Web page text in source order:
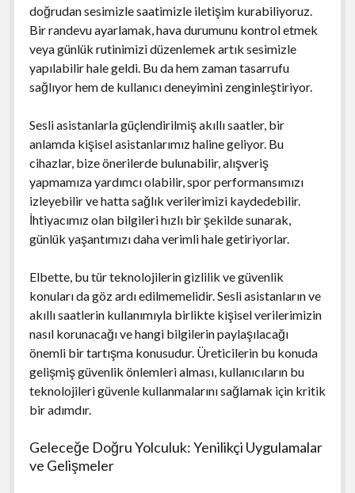
doğrudan sesimizle saatimizle iletişim kurabiliyoruz.
Bir randevu ayarlamak, hava durumunu kontrol etmek
veya günlük rutinimizi düzenlemek artık sesimizle
yapılabilir hale geldi. Bu da hem zaman tasarrufu
sağlıyor hem de kullanıcı deneyimini zenginleştiriyor.
Sesli asistanlarla güçlendirilmiş akıllı saatler, bir
anlamda kişisel asistanlarımız haline geliyor. Bu
cihazlar, bize önerilerde bulunabilir, alışveriş
yapmamıza yardımcı olabilir, spor performansımızı
izleyebilir ve hatta sağlık verilerimizi kaydedebilir.
İhtiyacımız olan bilgileri hızlı bir şekilde sunarak,
günlük yaşantımızı daha verimli hale getiriyorlar.
Elbette, bu tür teknolojilerin gizlilik ve güvenlik
konuları da göz ardı edilmemelidir. Sesli asistanların ve
akıllı saatlerin kullanımıyla birlikte kişisel verilerimizin
nasıl korunacağı ve hangi bilgilerin paylaşılacağı
önemli bir tartışma konusudur. Üreticilerin bu konuda
gelişmiş güvenlik önlemleri alması, kullanıcıların bu
teknolojileri güvenle kullanmalarını sağlamak için kritik
bir adımdır.
Geleceğe Doğru Yolculuk: Yenilikçi Uygulamalar
ve Gelişmeler